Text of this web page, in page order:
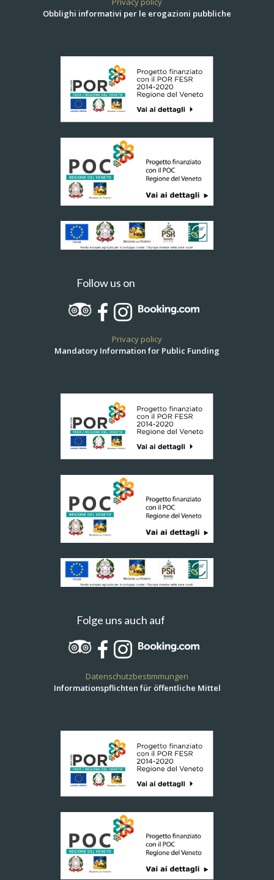
Obblighi informativi per le erogazioni pubbliche
Follow us on
Privacy policy
Mandatory Information for Public Funding
Folge uns auch auf
Datenschutzbestimmungen
Informationspflichten für öffentliche Mittel